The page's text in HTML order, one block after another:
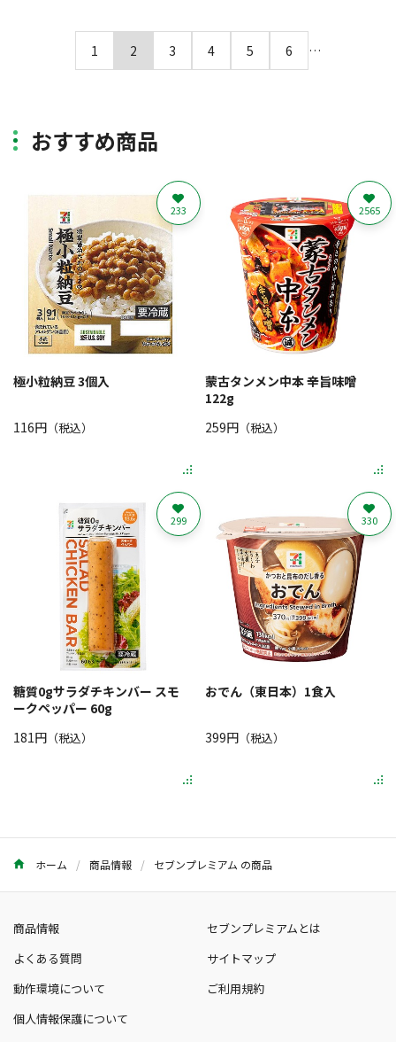
1 2 3 4 5 6 …
おすすめ商品
極小粒納豆 3個入
116円 （税込）
233
蒙古タンメン中本 辛旨味噌
122g
259円（税込）
2565
糖質0gサラダチキンバー スモ
ークペッパー 60g
181円 （税込）
299
おでん（東日本）1食入
399円（税込）
330
ホーム 商品情報 セブンプレミアム の商品
商品情報
セブンプレミアムとは
よくある質問
サイトマップ
動作環境について
ご利用規約
個人情報保護について